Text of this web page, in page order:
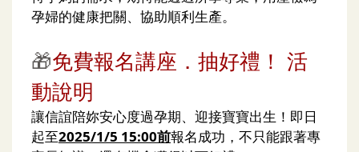
孕婦的健康把關、協助順利生產。
🎁免費報名講座．抽好禮！ 活
動說明
讓信誼陪妳安心度過孕期、迎接寶寶出生！即日
起至2025/1/5 15:00前報名成功，不只能跟著專